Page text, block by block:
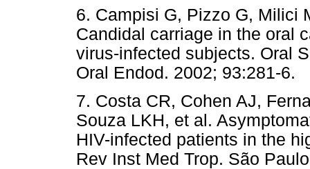
6. Campisi G, Pizzo G, Milici
Candidal carriage in the oral
virus-infected subjects. Oral
Oral Endod. 2002;
7. Costa CR, Cohen AJ,
Souza LKH, et al.
HIV-infected patients in the
Rev Inst Med Trop. São